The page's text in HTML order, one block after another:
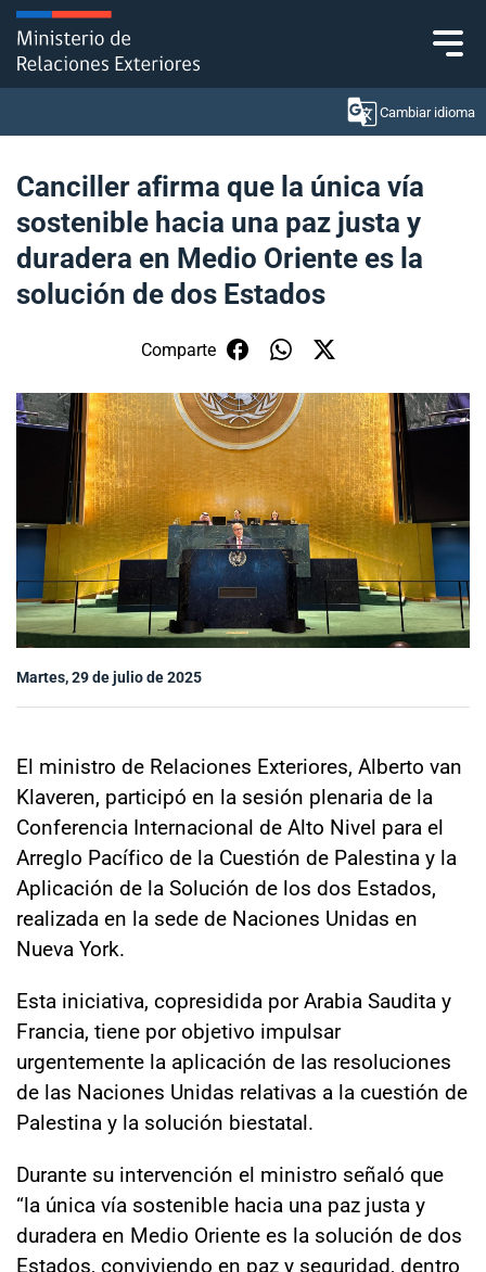
Click acá para ir directamente al contenido
Cambiar idioma
Ministerio
Política Exterior
Subsecretaría de Relaciones Económicas
Internacionales
Sala de prensa
modo claro
Canciller afirma que la única vía
sostenible hacia una paz justa y
duradera en Medio Oriente es la
solución de dos Estados
Comparte
Martes, 29 de julio de 2025
El ministro de Relaciones Exteriores, Alberto van
Klaveren, participó en la sesión plenaria de la
Conferencia Internacional de Alto Nivel para el
Arreglo Pacífico de la Cuestión de Palestina y la
Aplicación de la Solución de los dos Estados,
realizada en la sede de Naciones Unidas en
Nueva York.
Esta iniciativa, copresidida por Arabia Saudita y
Francia, tiene por objetivo impulsar
urgentemente la aplicación de las resoluciones
de las Naciones Unidas relativas a la cuestión de
Palestina y la solución biestatal.
Durante su intervención el ministro señaló que
“la única vía sostenible hacia una paz justa y
duradera en Medio Oriente es la solución de dos
Estados, conviviendo en paz y seguridad, dentro